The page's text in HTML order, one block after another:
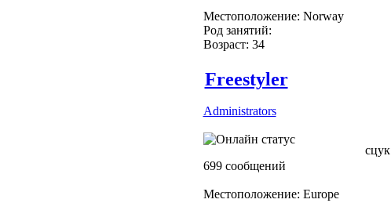
Местоположение: Norway
Род занятий:
Возраст: 34
Freestyler
Administrators
699 сообщений
Местоположение: Europe
сцук